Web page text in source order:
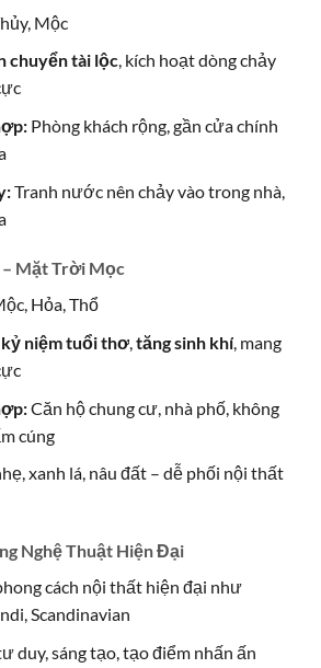
Mộc
chuyển tài lộc, kích hoạt dòng chảy
Phòng khách rộng, gần cửa chính
Tranh nước nên chảy vào trong nhà,
Mặt Trời Mọc
Hỏa, Thổ
kỷ niệm tuổi thơ,tăng sinh khí, mang
Căn hộ chung cư, nhà phố, không
cúng
xanh lá, nâu đất – dễ phối nội thất
Nghệ Thuật Hiện Đại
cách nội thất hiện đại như
Scandinavian
duy, sáng tạo, tạo điểm nhấn ấn